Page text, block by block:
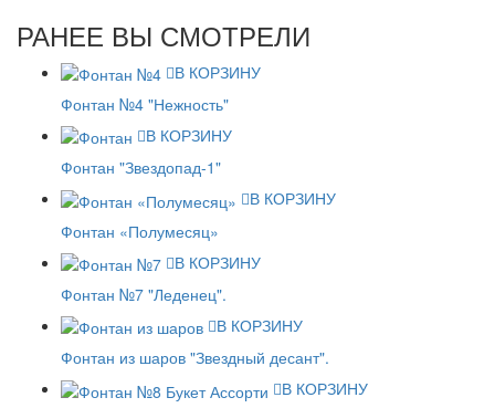
РАНЕЕ ВЫ СМОТРЕЛИ
В КОРЗИНУ
Фонтан №4 "Нежность"
В КОРЗИНУ
Фонтан "Звездопад-1"
В КОРЗИНУ
Фонтан «Полумесяц»
В КОРЗИНУ
Фонтан №7 "Леденец".
В КОРЗИНУ
Фонтан из шаров "Звездный десант".
В КОРЗИНУ